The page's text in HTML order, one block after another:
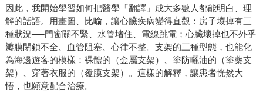
因此，我開始學習如何把醫學「翻譯」成大多數人都能明白、理
解的話語。用畫圖、比喻，讓心臟疾病變得直觀：房子壞掉有三
種狀況──門窗關不緊、水管堵住、電線跳電；心臟壞掉也不外乎
瓣膜閉鎖不全、血管阻塞、心律不整。支架的三種型態，也能化
為海邊遊客的模樣：裸體的（金屬支架）、塗防曬油的（塗藥支
架）、穿著衣服的（覆膜支架）。這樣的解釋，讓患者恍然大
悟，也願意配合治療。